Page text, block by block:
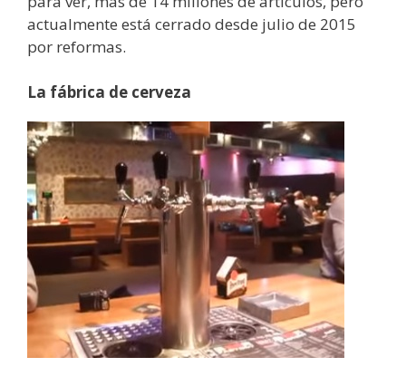
actualmente está cerrado desde julio de 2015
por reformas.
La fábrica de cerveza